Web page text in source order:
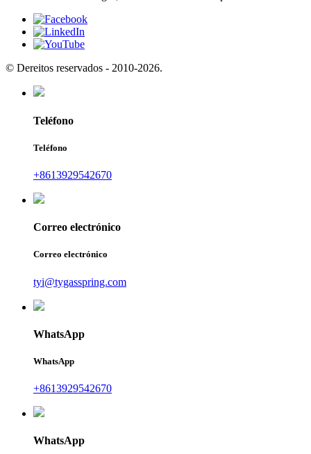
© Dereitos reservados - 2010-2026.
Teléfono
Teléfono
+8613929542670
Correo electrónico
Correo electrónico
tyi@tygasspring.com
WhatsApp
WhatsApp
+8613929542670
WhatsApp